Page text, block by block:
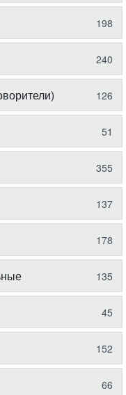
198
240
126
51
355
137
178
135
45
152
66